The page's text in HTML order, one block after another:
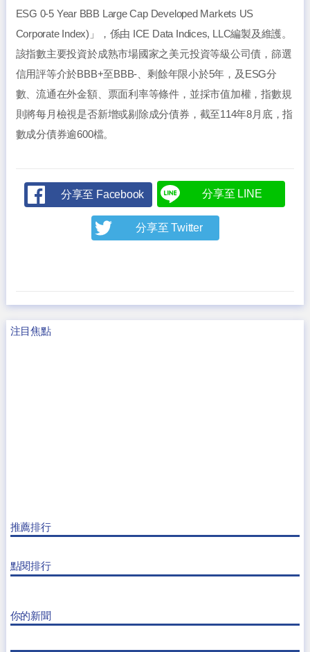
ESG 0-5 Year BBB Large Cap Developed Markets US
Corporate Index)」，係由 ICE Data Indices, LLC編製及維護。
該指數主要投資於成熟市場國家之美元投資等級公司債，篩選
信用評等介於BBB+至BBB-、剩餘年限小於5年，及ESG分
數、流通在外金額、票面利率等條件，並採市值加權，指數規
則將每月檢視是否新增或剔除成分債券，截至114年8月底，指
數成分債券逾600檔。
分享至 Facebook 分享至 LINE
分享至 Twitter
注目焦點
推薦排行
點閱排行
你的新聞